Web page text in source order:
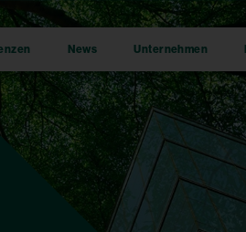
News Unternehmen